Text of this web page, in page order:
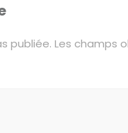
publiée. Les champs